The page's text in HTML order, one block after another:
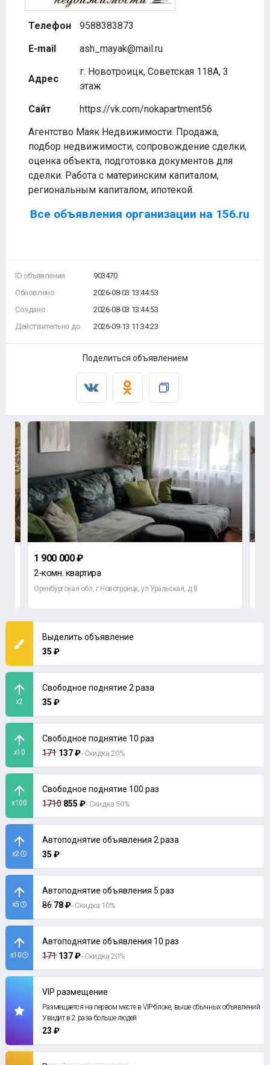
Телефон
9588383873
E-mail
ash_mayak@mail.ru
Адрес
г. Новотроицк, Советская 118А, 3
этаж
Сайт
https://vk.com/nokapartment56
Агентство Маяк Недвижимости. Продажа,
подбор недвижимости, сопровождение сделки,
оценка объекта, подготовка документов для
сделки. Работа с материнским капиталом,
региональным капиталом, ипотекой.
Все объявления организации на 156.ru
ID объявления
Обновлено
Создано
Действительно до
903470
2026-08-03 13:44:53
2026-08-03 13:44:53
2026-09-13 11:34:23
Поделиться объявлением
1 900 000 ₽
2-комн. квартира
Оренбургская обл, г Новотроицк, ул Уральская, д 8
Выделить объявление
35 ₽
x2
Свободное поднятие 2 раза
35 ₽
x10
Свободное поднятие 10 раз
171 137 ₽- Скидка 20%
x100
Свободное поднятие 100 раз
1710 855 ₽- Скидка 50%
x2
Автоподнятие объявления 2 раза
35 ₽
x5
Автоподнятие объявления 5 раз
86 78 ₽- Скидка 10%
x10
Автоподнятие объявления 10 раз
171 137 ₽- Скидка 20%
VIP размещение
Размещается на первом месте в VIP-блоке, выше обычных объявлений.
Увидит в 2 раза больше людей
23 ₽